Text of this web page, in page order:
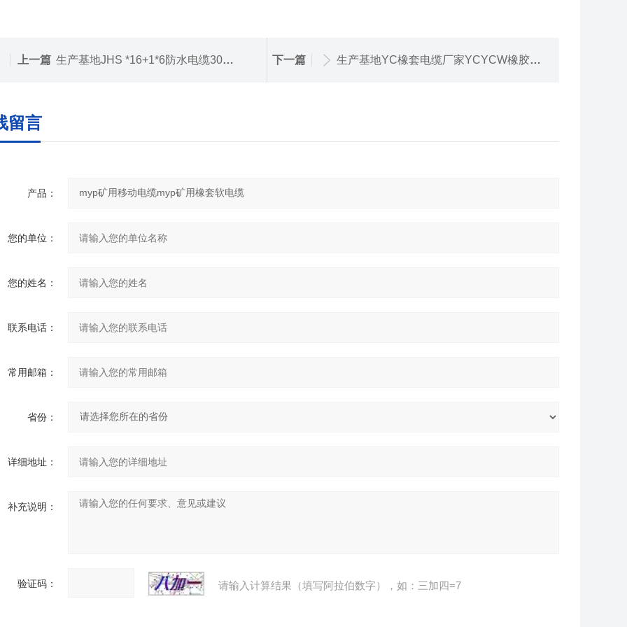
上一篇 生产基地JHS *16+1*6防水电缆300v-500V潜水橡套电缆 下一篇 生产基地YC橡套电缆厂家YCYCW橡胶软电缆
留言
产品：
您的单位：
您的姓名：
联系电话：
常用邮箱：
省份：
详细地址：
补充说明：
验证码： 请输入计算结果（填写阿拉伯数字），如：三加四=7